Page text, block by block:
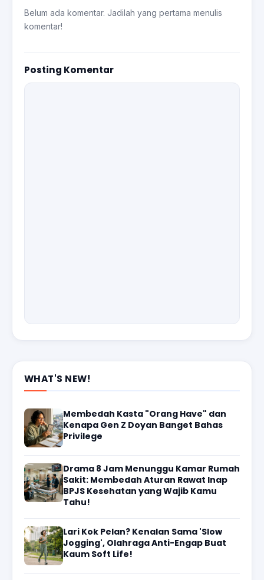
Belum ada komentar. Jadilah yang pertama menulis
komentar!
Posting Komentar
WHAT'S NEW!
Membedah Kasta "Orang Have" dan
Kenapa Gen Z Doyan Banget Bahas
Privilege
Drama 8 Jam Menunggu Kamar Rumah
Sakit: Membedah Aturan Rawat Inap
BPJS Kesehatan yang Wajib Kamu
Tahu!
Lari Kok Pelan? Kenalan Sama 'Slow
Jogging', Olahraga Anti-Engap Buat
Kaum Soft Life!